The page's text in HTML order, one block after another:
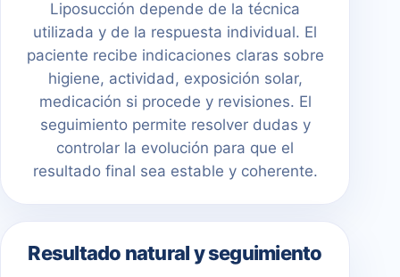
Liposucción depende de la técnica
utilizada y de la respuesta individual. El
paciente recibe indicaciones claras sobre
higiene, actividad, exposición solar,
medicación si procede y revisiones. El
seguimiento permite resolver dudas y
controlar la evolución para que el
resultado final sea estable y coherente.
Resultado natural y seguimiento